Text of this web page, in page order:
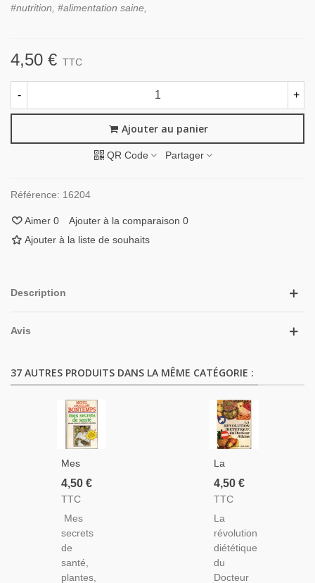
#nutrition, #alimentation saine,
4,50 € TTC
- +
Ajouter au panier
QR Code Partager
Référence: 16204
Aimer 0 Ajouter à la comparaison 0
Ajouter à la liste de souhaits
Description
Avis
37 AUTRES PRODUITS DANS LA MÊME CATÉGORIE :
Mes
Secrets
De
Plantes,
Tisanes
Médecines
Naturelles,
4,50 €
TTC
Mes
secrets
de
santé,
plantes,
La
Révolution
Diététique
Docteur
Atkins,
Robert
Atkins,
4,50 €
TTC
La
révolution
diététique
du
Docteur